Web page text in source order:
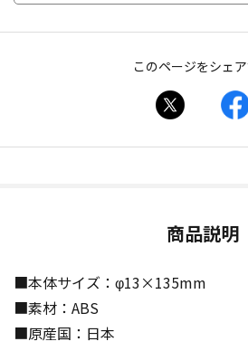
このページをシェ
商品説明
■本体サイズ：φ13×135mm
■素材：ABS
■原産国：日本